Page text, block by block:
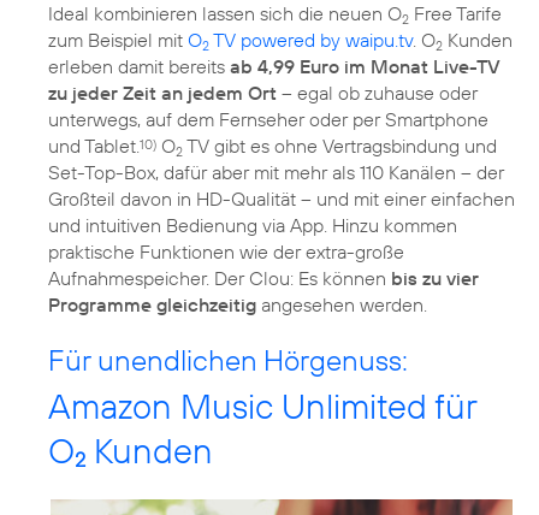
Ideal kombinieren lassen sich die neuen O2 Free Tarife
zum Beispiel mit O2 TV powered by waipu.tv. O2 Kunden
erleben damit bereits ab 4,99 Euro im Monat Live-TV
zu jeder Zeit an jedem Ort – egal ob zuhause oder
unterwegs, auf dem Fernseher oder per Smartphone
und Tablet.10) O2 TV gibt es ohne Vertragsbindung und
Set-Top-Box, dafür aber mit mehr als 110 Kanälen – der
Großteil davon in HD-Qualität – und mit einer einfachen
und intuitiven Bedienung via App. Hinzu kommen
praktische Funktionen wie der extra-große
Aufnahmespeicher. Der Clou: Es können bis zu vier
Programme gleichzeitig angesehen werden.
Für unendlichen Hörgenuss:
Amazon Music Unlimited für
O2 Kunden